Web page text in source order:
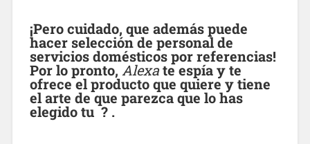
¡Pero cuidado, que además puede
hacer selección de personal de
servicios domésticos por referencias!
Por lo pronto, Alexate espía y te
ofrece el producto que quiere y tiene
el arte de que parezca que lo has
elegido tu ? .